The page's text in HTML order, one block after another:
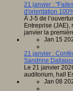
21 janvier :
d'orientation
À J-5 de
Entreprise (JAE),
janvier la
Jan 15
21 janvier :
Sandrine
Le 21 janvier
auditorium, hall
Jan 08